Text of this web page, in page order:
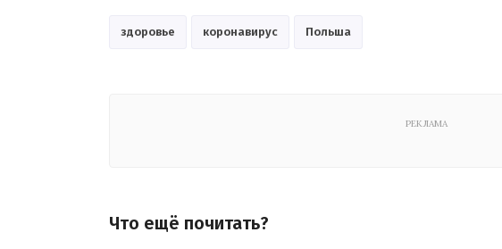
здоровье коронавирус Польша
РЕКЛАМА
Что ещё почитать?